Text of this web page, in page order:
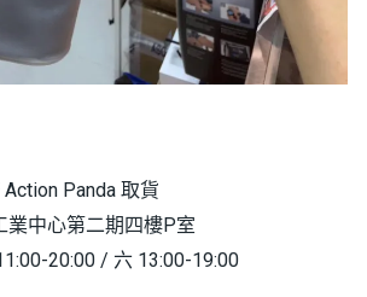
Panda 取貨
業中心第二期四樓P室
20:00 / 六 13:00-19:00